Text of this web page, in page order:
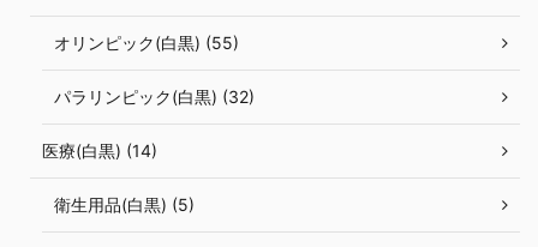
オリンピック(白黒) (55)
パラリンピック(白黒) (32)
医療(白黒) (14)
衛生用品(白黒) (5)